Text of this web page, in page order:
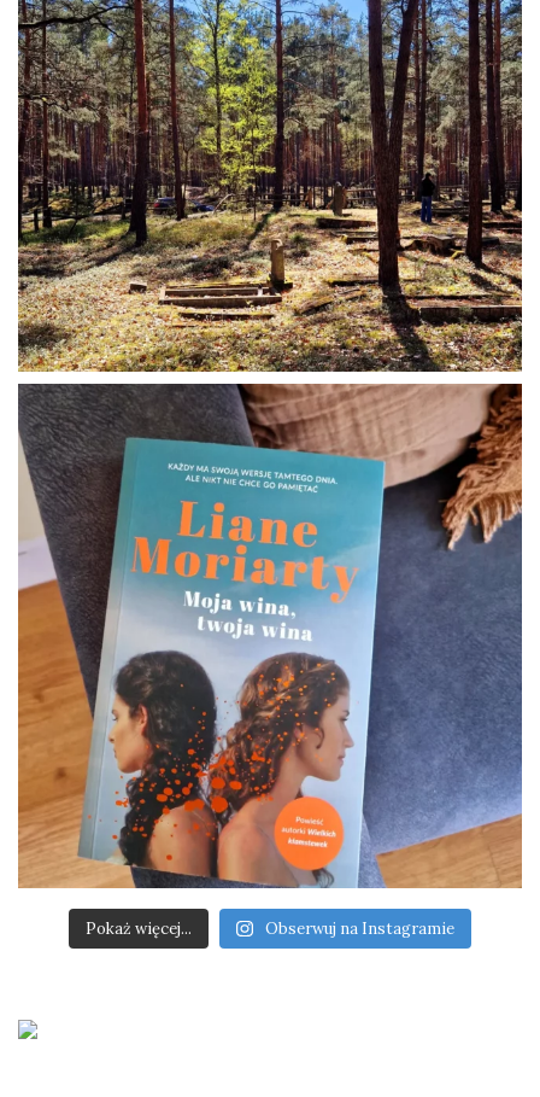
Pokaż więcej... Obserwuj na Instagramie